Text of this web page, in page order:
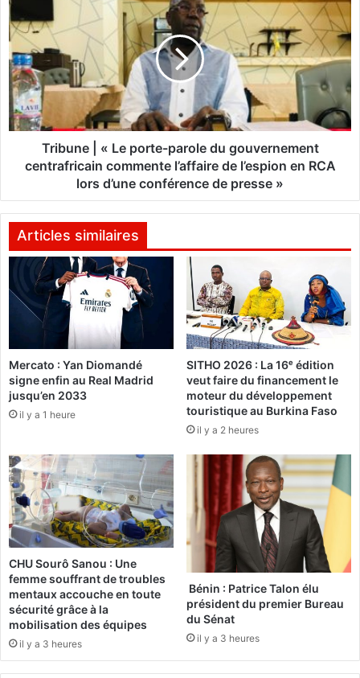
d
e
s
A
c
d
é
d
t
l
l
(
C
A
2
e
é
d
i
t
i
o
n
)
L
i
b
u
n
e
|
«
o
p
o
l
e
d
u
u
v
e
r
n
e
m
e
n
c
Tribune | « Le porte-parole du gouvernement
centrafricain commente l’affaire de l’espion en RCA
lors d’une conférence de presse »
Articles similaires
Mercato : Yan Diomandé
signe enfin au Real Madrid
jusqu’en 2033
il y a 1 heure
SITHO 2026 : La 16ᵉ édition
veut faire du financement le
moteur du développement
touristique au Burkina Faso
il y a 2 heures
CHU Sourô Sanou : Une
femme souffrant de troubles
mentaux accouche en toute
sécurité grâce à la
mobilisation des équipes
il y a 3 heures
Bénin : Patrice Talon élu
président du premier Bureau
du Sénat
il y a 3 heures